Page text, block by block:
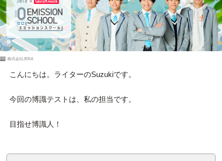
PR 株式会社JERA
こんにちは。ライターのSuzukiです。
今回の博識テストは、私の担当です。
目指せ博識人！